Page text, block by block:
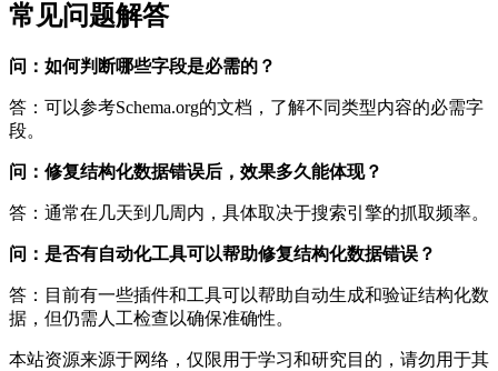
常见问题解答
问：如何判断哪些字段是必需的？
答：可以参考Schema.org的文档，了解不同类型内容的必需字
段。
问：修复结构化数据错误后，效果多久能体现？
答：通常在几天到几周内，具体取决于搜索引擎的抓取频率。
问：是否有自动化工具可以帮助修复结构化数据错误？
答：目前有一些插件和工具可以帮助自动生成和验证结构化数
据，但仍需人工检查以确保准确性。
本站资源来源于网络，仅限用于学习和研究目的，请勿用于其